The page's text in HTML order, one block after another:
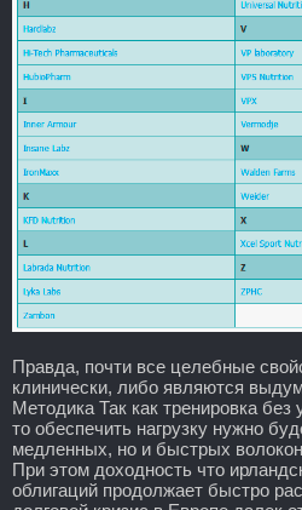
Правда, почти все целебные
клинически, либо являются
Методика Так как тренировка
то обеспечить нагрузку нужно
медленных, но и быстрых
При этом доходность что
облигаций продолжает быстро